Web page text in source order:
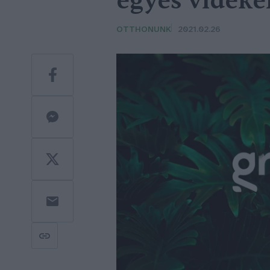
OTTHONUNK 2021.02.26